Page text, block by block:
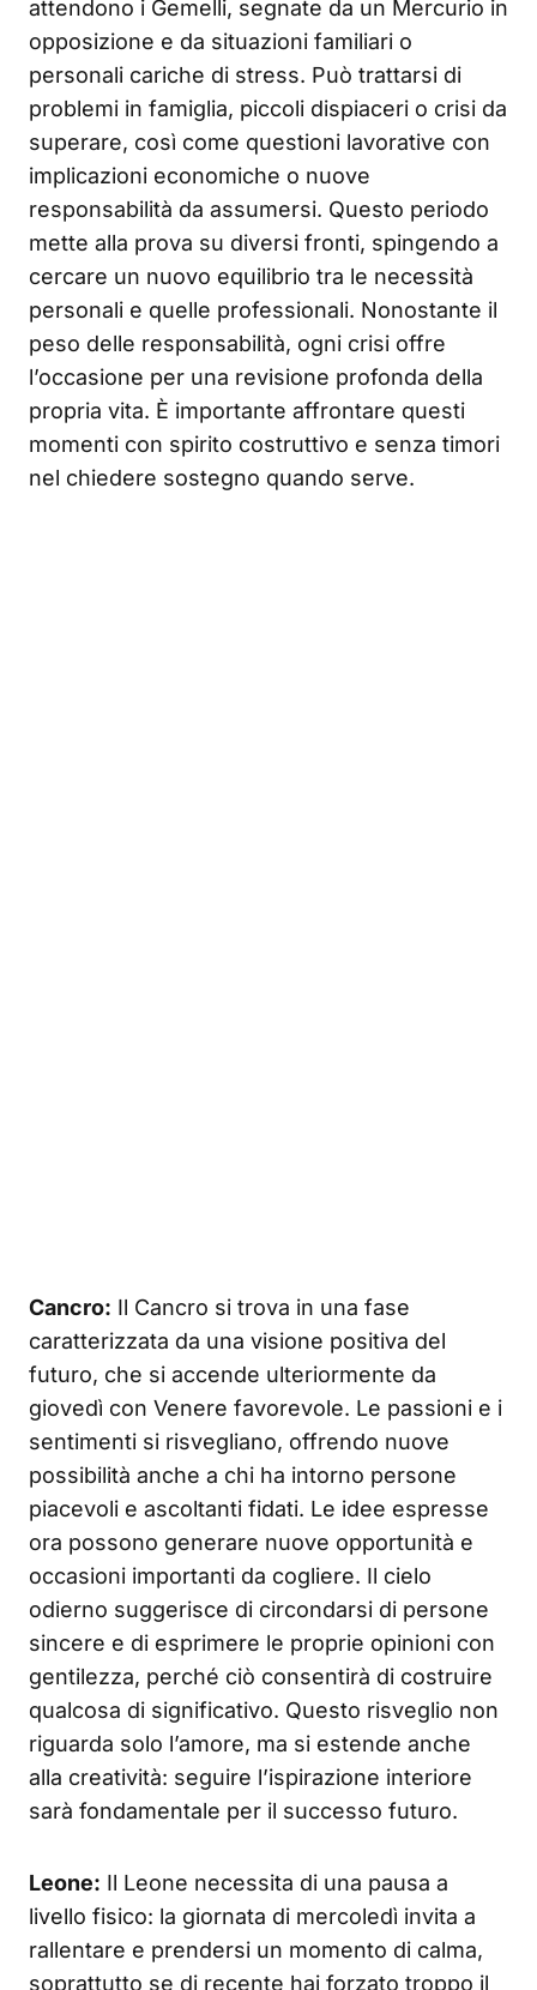
attendono i Gemelli, segnate da un Mercurio in
opposizione e da situazioni familiari o
personali cariche di stress. Può trattarsi di
problemi in famiglia, piccoli dispiaceri o crisi da
superare, così come questioni lavorative con
implicazioni economiche o nuove
responsabilità da assumersi. Questo periodo
mette alla prova su diversi fronti, spingendo a
cercare un nuovo equilibrio tra le necessità
personali e quelle professionali. Nonostante il
peso delle responsabilità, ogni crisi offre
l’occasione per una revisione profonda della
propria vita. È importante affrontare questi
momenti con spirito costruttivo e senza timori
nel chiedere sostegno quando serve.
Cancro: Il Cancro si trova in una fase
caratterizzata da una visione positiva del
futuro, che si accende ulteriormente da
giovedì con Venere favorevole. Le passioni e i
sentimenti si risvegliano, offrendo nuove
possibilità anche a chi ha intorno persone
piacevoli e ascoltanti fidati. Le idee espresse
ora possono generare nuove opportunità e
occasioni importanti da cogliere. Il cielo
odierno suggerisce di circondarsi di persone
sincere e di esprimere le proprie opinioni con
gentilezza, perché ciò consentirà di costruire
qualcosa di significativo. Questo risveglio non
riguarda solo l’amore, ma si estende anche
alla creatività: seguire l’ispirazione interiore
sarà fondamentale per il successo futuro.
Leone: Il Leone necessita di una pausa a
livello fisico: la giornata di mercoledì invita a
rallentare e prendersi un momento di calma,
soprattutto se di recente hai forzato troppo il